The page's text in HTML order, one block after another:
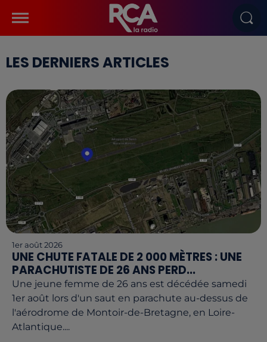
LES DERNIERS ARTICLES
1er août 2026
UNE CHUTE FATALE DE 2 000 MÈTRES : UNE
PARACHUTISTE DE 26 ANS PERD...
Une jeune femme de 26 ans est décédée samedi
1er août lors d'un saut en parachute au-dessus de
l'aérodrome de Montoir-de-Bretagne, en Loire-
Atlantique....